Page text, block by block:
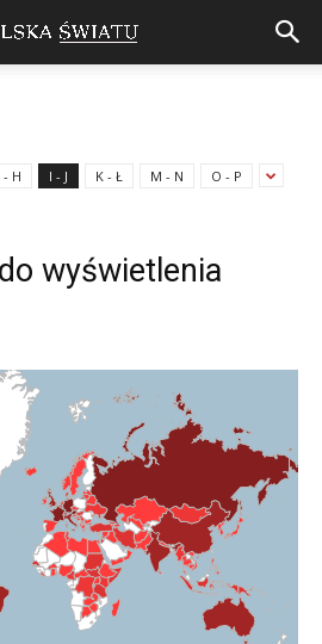
- H I - J K - Ł M - N O - P
wyświetlenia